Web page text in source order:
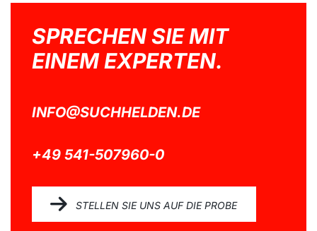
SPRECHEN SIE MIT
EINEM EXPERTEN.
INFO@SUCHHELDEN.DE
+49 541-507960-0
STELLEN SIE UNS AUF DIE PROBE